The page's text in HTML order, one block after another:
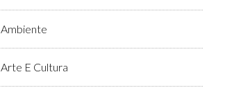
Ambiente
Arte E Cultura